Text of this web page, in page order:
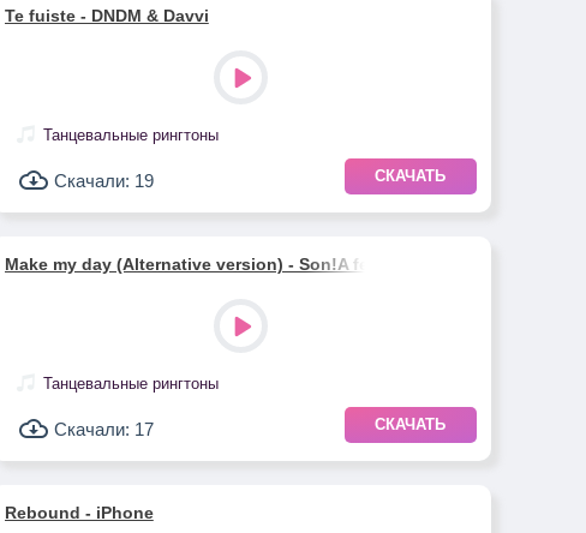
Te fuiste - DNDM & Davvi
Танцевальные рингтоны
Скачали: 19 СКАЧАТЬ
Make my day (Alternative version) - Son!A feat. LCM Studio
Танцевальные рингтоны
Скачали: 17 СКАЧАТЬ
Rebound - iPhone